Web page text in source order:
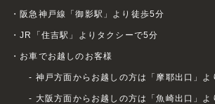
・阪急神戸線「御影駅」より徒歩5分
・JR「住吉駅」よりタクシーで5分
・お車でお越しのお客様
- 神戸方面からお越しの方は「摩耶出口」よ
- 大阪方面からお越しの方は「魚崎出口」よ